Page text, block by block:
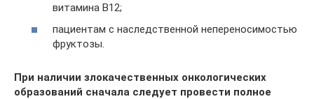
витамина В12;
пациентам с наследственной непереносимостью
фруктозы.
При наличии злокачественных онкологических
образований сначала следует провести полное